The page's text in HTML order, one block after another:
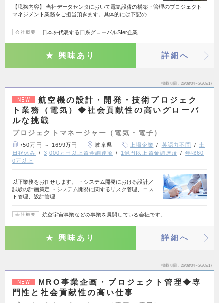
【職務内容】 当社データセンタにおいて電気設備の構築・管理のプロジェクト
マネジメント業務をご担当頂きます。具体的には下記の…
会社概要 日本を代表する日系グローバルSIer企業
興味あり 詳細へ
掲載期間 26/08/04～26/08/17
NEW
航空機の設計・開発・技術プロジェク
ト業務（電気）◆社会貢献性の高いグローバ
ルな挑戦
プロジェクトマネージャー（電気・電子）
750万円 ～ 1699万円 岐阜県 上場企業 英語力不問
土
日祝休み
3,000万円以上資金調達済 1億円以上資金調達済
年収60
0万以上
以下業務をお任せします。 ・システム開発における設計／
試験の計画策定 ・システム開発に関するリスク管理、コス
ト管理、設計管理…
会社概要 航空宇宙事業などの事業を展開している会社です。
興味あり 詳細へ
掲載期間 26/08/04～26/08/17
NEW
MRO事業企画・プロジェクト管理◆専
門性と社会貢献性の高い仕事